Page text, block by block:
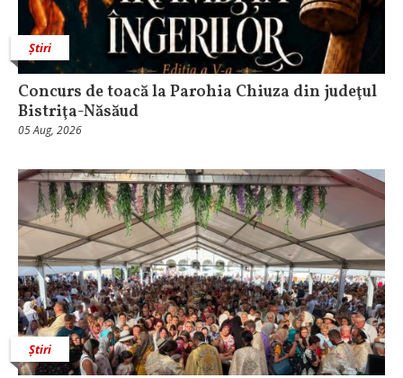
Știri
​Concurs de toacă la Parohia Chiuza din judeţul
Bistriţa-Năsăud
05 Aug, 2026
Știri